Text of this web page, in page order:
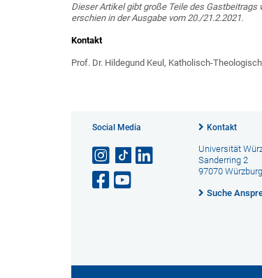
Dieser Artikel gibt große Teile des Gastbeitrags
erschien in der Ausgabe vom 20./21.2.2021.
Kontakt
Prof. Dr. Hildegund Keul, Katholisch-
Social Media Kontakt
Universität
Sanderring 2
97070 Würzburg
Suche